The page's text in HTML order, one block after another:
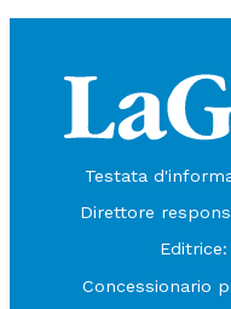
Testata
Direttore
Editrice:
Concessionario